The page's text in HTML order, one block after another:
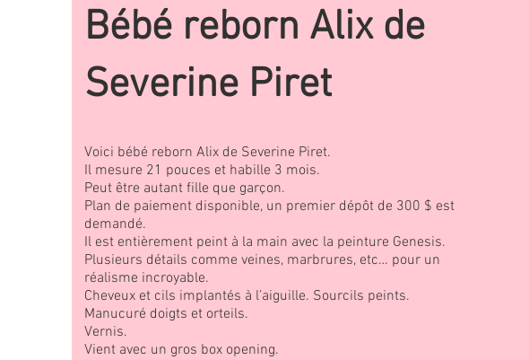
Bébé reborn Alix de
Severine Piret
Voici bébé reborn Alix de Severine Piret.
Il mesure 21 pouces et habille 3 mois.
Peut être autant fille que garçon.
Plan de paiement disponible, un premier dépôt de 300 $ est
demandé.
Il est entièrement peint à la main avec la peinture Genesis.
Plusieurs détails comme veines, marbrures, etc… pour un
réalisme incroyable.
Cheveux et cils implantés à l’aiguille. Sourcils peints.
Manucuré doigts et orteils.
Vernis.
Vient avec un gros box opening.